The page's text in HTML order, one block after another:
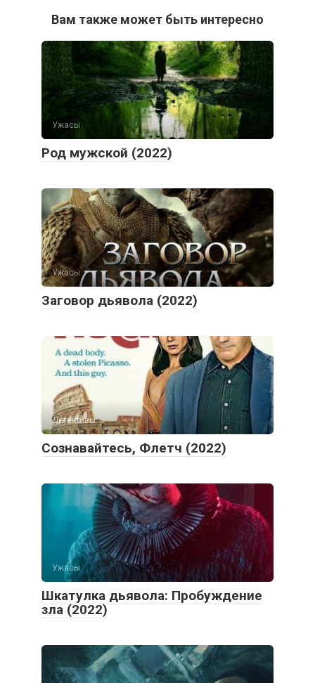
Вам также может быть интересно
Ужасы
Род мужской (2022)
Ужасы
Заговор дьявола (2022)
Детективы
Сознавайтесь, Флетч (2022)
Ужасы
Шкатулка дьявола: Пробуждение
зла (2022)